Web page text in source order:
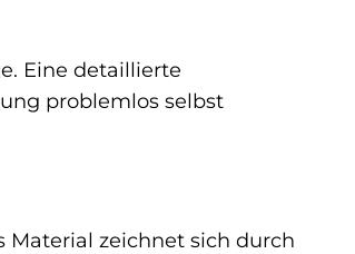
Eine detaillierte
problemlos selbst
Material zeichnet sich durch